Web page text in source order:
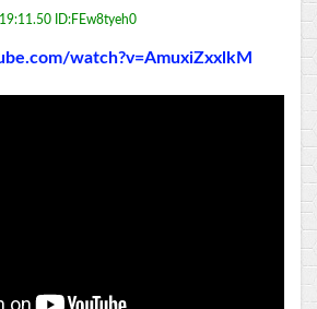
ID:FEw8tyeh0
watch?v=AmuxiZxxlkM